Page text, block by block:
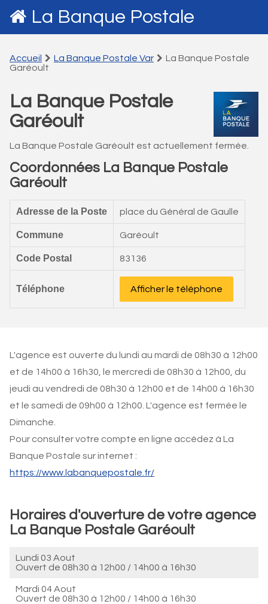
La Banque Postale
Accueil La Banque Postale Var
La Banque Postale
Garéoult
La Banque Postale
Garéoult
La Banque Postale Garéoult est actuellement fermée.
Coordonnées La Banque Postale
Garéoult
Adresse de la Poste place du Général de Gaulle
Commune Garéoult
Code Postal 83136
Téléphone Afficher le téléphone
L'agence est ouverte du lundi au mardi de 08h30 à 12h00
et de 14h00 à 16h30, le mercredi de 08h30 à 12h00, du
jeudi au vendredi de 08h30 à 12h00 et de 14h00 à 16h30
et le samedi de 09h00 à 12h00. L'agence est fermée le
Dimanche.
Pour consulter votre compte en ligne accédez à La
Banque Postale sur internet :
https://www.labanquepostale.fr/
Horaires d'ouverture de votre agence
La Banque Postale Garéoult
Lundi 03 Aout
Ouvert de 08h30 à 12h00 / 14h00 à 16h30
Mardi 04 Aout
Ouvert de 08h30 à 12h00 / 14h00 à 16h30